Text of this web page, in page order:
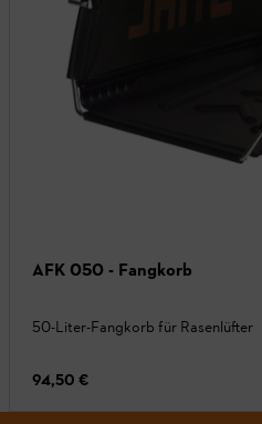
AFK 050 - Fangkorb
50-Liter-Fangkorb für Rasenlüfter
94,50 €